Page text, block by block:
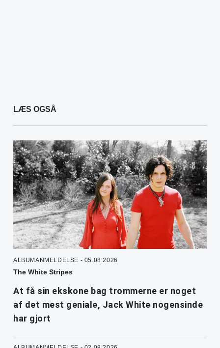
LÆS OGSÅ
ALBUMANMELDELSE - 05.08.2026
The White Stripes
At få sin ekskone bag trommerne er noget
af det mest geniale, Jack White nogensinde
har gjort